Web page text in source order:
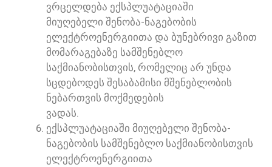
ᲕᲠᲪᲔᲚᲓᲔᲑᲐ ᲔᲥᲡᲞᲚᲣᲐᲢᲐᲪᲘᲐᲨᲘ
ᲛᲘᲣᲦᲔᲑᲔᲚᲘ ᲨᲔᲜᲝᲑᲐ-ᲜᲐᲒᲔᲑᲝᲑᲘᲡ
ᲔᲚᲔᲥᲢᲠᲝᲔᲜᲔᲠᲒᲘᲘᲗᲐ ᲓᲐ ᲑᲣᲜᲔᲑᲠᲘᲕᲘ ᲒᲐᲖᲘᲗ
ᲛᲝᲛᲐᲠᲐᲒᲔᲑᲐᲖᲔ ᲡᲐᲛᲨᲔᲜᲔᲑᲚᲝ
ᲡᲐᲥᲛᲘᲐᲜᲝᲑᲘᲡᲗᲕᲘᲡ, ᲠᲝᲛᲔᲚᲘᲪ ᲐᲠ ᲣᲜᲓᲐ
ᲡᲪᲓᲔᲑᲝᲓᲔᲡ ᲨᲔᲡᲐᲑᲐᲛᲘᲡᲘ ᲛᲨᲔᲜᲔᲑᲚᲝᲑᲘᲡ
ᲜᲔᲑᲐᲠᲗᲕᲘᲡ ᲛᲝᲥᲛᲔᲓᲔᲑᲘᲡ
ᲕᲐᲓᲐᲡ.
ᲔᲥᲡᲞᲚᲣᲐᲢᲐᲪᲘᲐᲨᲘ ᲛᲘᲣᲦᲔᲑᲔᲚᲘ ᲨᲔᲜᲝᲑᲐ-
ᲜᲐᲒᲔᲑᲝᲑᲘᲡ ᲡᲐᲛᲨᲔᲜᲔᲑᲚᲝ ᲡᲐᲥᲛᲘᲐᲜᲝᲑᲘᲡᲗᲕᲘᲡ
ᲔᲚᲔᲥᲢᲠᲝᲔᲜᲔᲠᲒᲘᲘᲗᲐ